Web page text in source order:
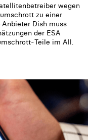
wegen
zu einer
Dish muss
der ESA
Teile im All.